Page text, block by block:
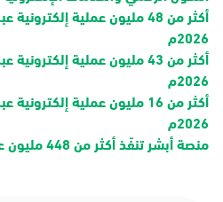
أكثر من 48 مليون عملية
2026م
أكثر من 43 مليون عملية
2026م
أكثر من 16 مليون عملية
2026م
منصة أبشر تنفّذ أكثر من 448 مليون عملية إلكترونية في 2025م